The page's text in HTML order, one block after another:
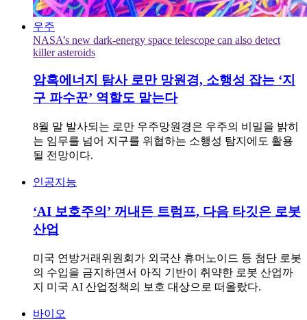
우주
NASA’s new dark-energy space telescope can also detect
killer asteroids
암흑에너지 탐사 로만 망원경, 소행성 잡는 ‘지
구 파수꾼’ 역할도 맡는다
8월 말 발사되는 로만 우주망원경은 우주의 비밀을 밝히
는 임무를 넘어 지구를 위협하는 소행성 탐지에도 활용
될 전망이다.
인공지능
‘AI 보호주의’ 꺼내든 트럼프, 다음 타깃은 로봇
산업
미국 연방거래위원회가 외국산 휴머노이드 등 첨단 로봇
의 수입을 금지하면서 아직 기반이 취약한 로봇 산업까
지 미국 AI 산업정책의 보호 대상으로 떠올랐다.
바이오